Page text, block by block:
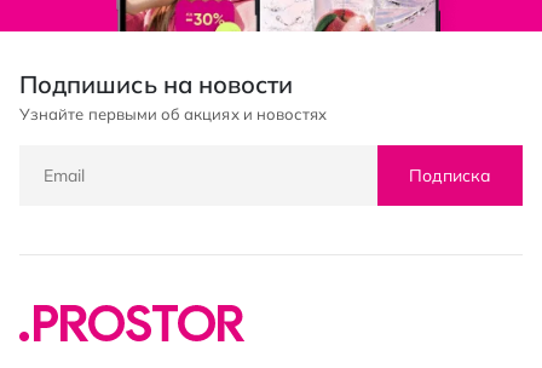
Подпишись на новости
Узнайте первыми об акциях и новостях
Подписка